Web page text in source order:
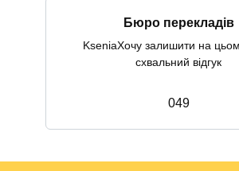
Бюро перекладів
KseniaХочу залишити на
схвальний відгук
049